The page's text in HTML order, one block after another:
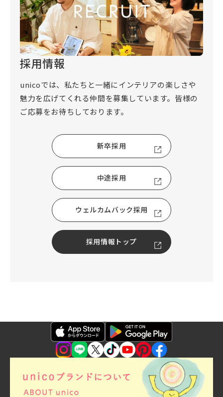
採用情報
unicoでは、私たちと一緒にインテリアの楽しさや
魅力を広げてくれる仲間を募集しています。皆様の
ご応募をお待ちしております。
新卒採用
中途採用
ウェルカムバック採用
採用情報トップ